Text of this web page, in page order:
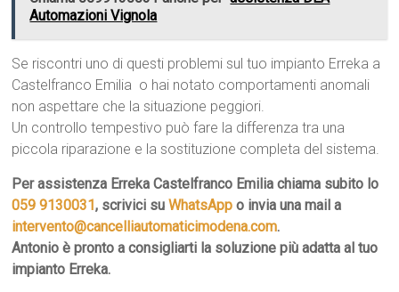
Automazioni Vignola
Se riscontri uno di questi problemi sul tuo impianto Erreka a
Castelfranco Emilia  o hai notato comportamenti anomali 
non aspettare che la situazione peggiori.
Un controllo tempestivo può fare la differenza tra una
piccola riparazione e la sostituzione completa del sistema.
Per assistenza Erreka Castelfranco Emilia chiama subito lo
059 9130031, scrivici suWhatsApp o invia una mail a
intervento@cancelliautomaticimodena.com.
Antonio è pronto a consigliarti la soluzione più adatta al tuo
impianto Erreka.